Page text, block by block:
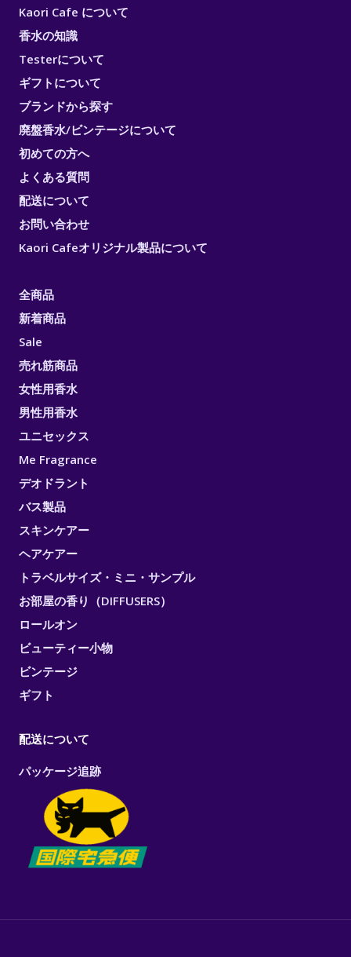
Kaori Cafe について
香水の知識
Testerについて
ギフトについて
ブランドから探す
廃盤香水/ビンテージについて
初めての方へ
よくある質問
配送について
お問い合わせ
Kaori Cafeオリジナル製品について
全商品
新着商品
Sale
売れ筋商品
女性用香水
男性用香水
ユニセックス
Me Fragrance
デオドラント
バス製品
スキンケアー
ヘアケアー
トラベルサイズ・ミニ・サンプル
お部屋の香り（DIFFUSERS）
ロールオン
ビューティー小物
ビンテージ
ギフト
配送について
パッケージ追跡